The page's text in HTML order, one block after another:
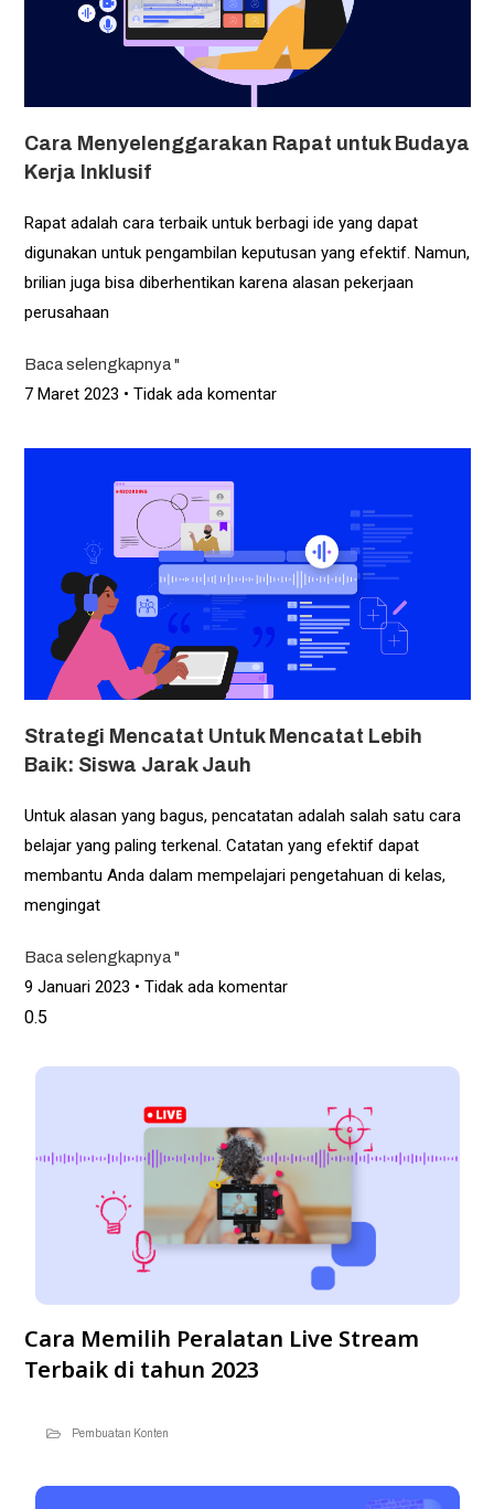
Cara Menyelenggarakan Rapat untuk Budaya
Kerja Inklusif
Rapat adalah cara terbaik untuk berbagi ide yang dapat
digunakan untuk pengambilan keputusan yang efektif. Namun,
brilian juga bisa diberhentikan karena alasan pekerjaan
perusahaan
Baca selengkapnya "
7 Maret 2023 Tidak ada komentar
Strategi Mencatat Untuk Mencatat Lebih
Baik: Siswa Jarak Jauh
Untuk alasan yang bagus, pencatatan adalah salah satu cara
belajar yang paling terkenal. Catatan yang efektif dapat
membantu Anda dalam mempelajari pengetahuan di kelas,
mengingat
Baca selengkapnya "
9 Januari 2023 Tidak ada komentar
Cara Memilih Peralatan Live Stream
Terbaik di tahun 2023
Pembuatan Konten